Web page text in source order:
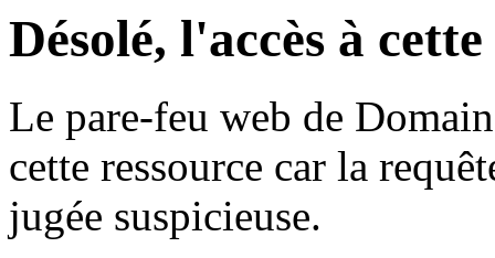
Désolé, l'accès à
Le pare-feu web de
cette ressource car la
jugée suspicieuse.